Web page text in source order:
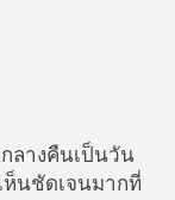
ลางคืนเป็นวัน
ห็นชัดเจนมากที่